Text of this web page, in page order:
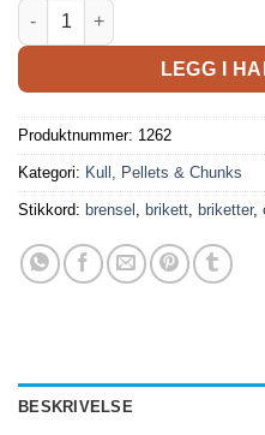
LEGG I
Produktnummer: 1262
Kategori: Kull, Pellets & Chunks
Stikkord: brensel , brikett, briketter,
BESKRIVELSE